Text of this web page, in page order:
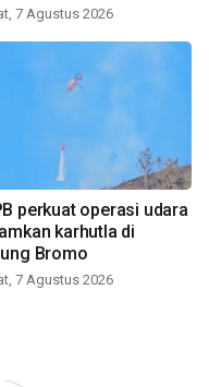
7 Agustus 2026
perkuat operasi udara
karhutla di
Bromo
7 Agustus 2026